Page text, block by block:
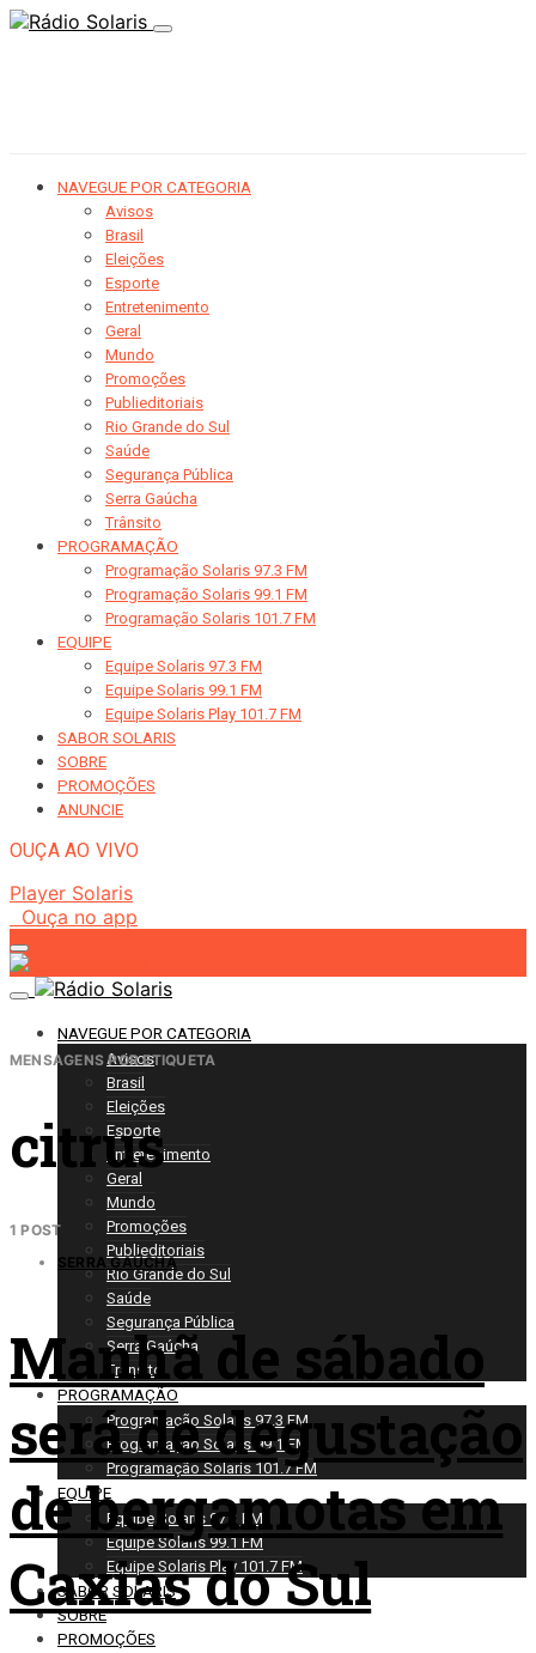
NAVEGUE POR CATEGORIA
Avisos
Brasil
Eleições
Esporte
Entretenimento
Geral
Mundo
Promoções
Publieditoriais
Rio Grande do Sul
Saúde
Segurança Pública
Serra Gaúcha
Trânsito
PROGRAMAÇÃO
Programação Solaris 97.3 FM
Programação Solaris 99.1 FM
Programação Solaris 101.7 FM
EQUIPE
Equipe Solaris 97.3 FM
Equipe Solaris 99.1 FM
Equipe Solaris Play 101.7 FM
SABOR SOLARIS
SOBRE
PROMOÇÕES
ANUNCIE
OUÇA AO VIVO
Player Solaris
Ouça no app
NAVEGUE POR CATEGORIA
Avisos
Brasil
Eleições
Esporte
Entretenimento
Geral
Mundo
Promoções
Publieditoriais
Rio Grande do Sul
Saúde
Segurança Pública
Serra Gaúcha
Trânsito
PROGRAMAÇÃO
Programação Solaris 97.3 FM
Programação Solaris 99.1 FM
Programação Solaris 101.7 FM
EQUIPE
Equipe Solaris 97.3 FM
Equipe Solaris 99.1 FM
Equipe Solaris Play 101.7 FM
SABOR SOLARIS
SOBRE
PROMOÇÕES
MENSAGENS POR ETIQUETA
citrus
1 POST
SERRA GAÚCHA
Manhã de sábado
será de degustação
de bergamotas em
Caxias do Sul